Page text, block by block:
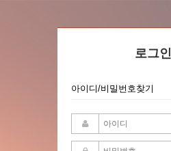
로그인
아이디/비밀번호찾기